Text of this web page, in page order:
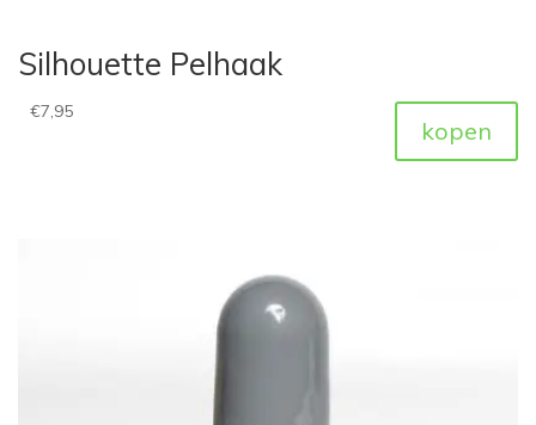
Silhouette Pelhaak
€7,95
kopen